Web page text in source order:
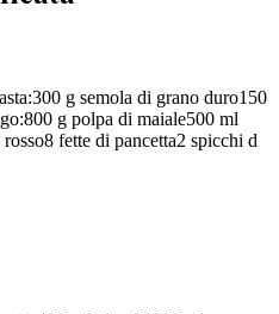
g semola di grano duro150
g polpa di maiale500 ml
fette di pancetta2 spicchi d